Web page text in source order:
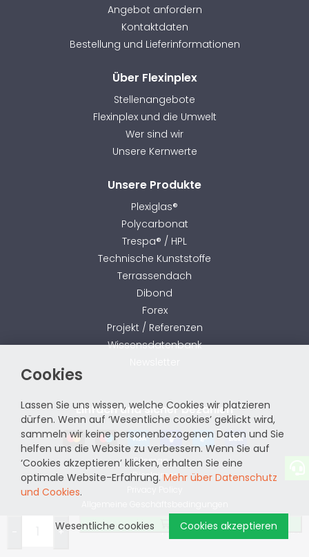
Cookies
Lassen Sie uns wissen, welche Cookies wir platzieren
dürfen. Wenn auf ‘Wesentliche cookies’ geklickt wird,
sammeln wir keine personenbezogenen Daten und Sie
helfen uns die Website zu verbessern. Wenn Sie auf
‘Cookies akzeptieren’ klicken, erhalten Sie eine
optimale Website-Erfahrung. Mehr über Datenschutz
und Cookies.
Cookies akzeptieren
Wesentliche cookies
+
Bestellen
Angebot anfordern
Kontaktdaten
Bestellung und Lieferinformationen
Über Flexinplex
Stellenangebote
Flexinplex und die Umwelt
Wer sind wir
Unsere Kernwerte
Unsere Produkte
Plexiglas®
Polycarbonat
Trespa® / HPL
Technische Kunststoffe
Terrassendach
Dibond
Forex
Projekt / Referenzen
Wissensdatenbank
Einfach und sicher bezahlen
Sitemap
Disclaimer
website by